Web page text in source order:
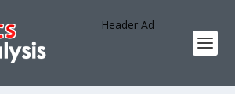
Header Ad